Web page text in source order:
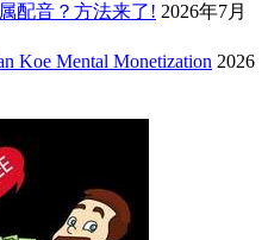
配音？方法来了! 2026年7月
Koe Mental Monetization 2026